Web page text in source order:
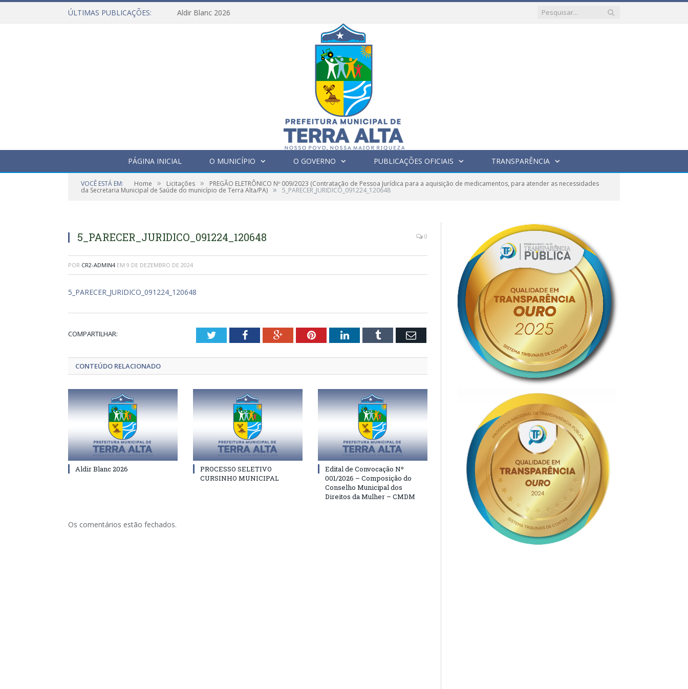
ÚLTIMAS PUBLICAÇÕES: Aldir Blanc 2026
PÁGINA INICIAL O MUNICÍPIO O GOVERNO PUBLICAÇÕES OFICIAIS TRANSPARÊNCIA
VOCÊ ESTÁ EM: Home » Licitações » PREGÃO ELETRÔNICO Nº 009/2023 (Contratação de Pessoa Jurídica para a aquisição de medicamentos, para atender as necessidades
da Secretaria Municipal de Saúde do município de Terra Alta/PA) » 5_PARECER_JURIDICO_091224_120648
5_PARECER_JURIDICO_091224_120648 0
POR CR2-ADMIN4 EM 9 DE DEZEMBRO DE 2024
5_PARECER_JURIDICO_091224_120648
COMPARTILHAR: TwitterFacebookGoogle+PinterestLinkedInTumblr Email
CONTEÚDO RELACIONADO
Aldir Blanc 2026
PROCESSO SELETIVO
CURSINHO MUNICIPAL
Edital de Convocação Nº
001/2026 – Composição do
Conselho Municipal dos
Direitos da Mulher – CMDM
Os comentários estão fechados.